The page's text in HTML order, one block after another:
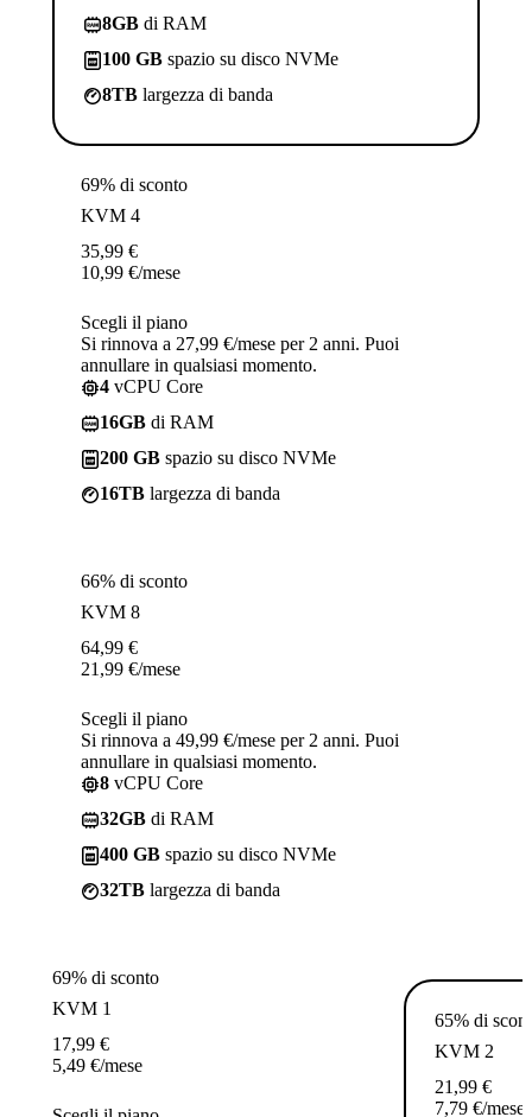
8GB di RAM
100 GB spazio su disco NVMe
8TB largezza di banda
69% di sconto
KVM 4
35,99 €
10,99 €/mese
Scegli il piano
Si rinnova a 27,99 €/mese per 2 anni. Puoi
annullare in qualsiasi momento.
4 vCPU Core
16GB di RAM
200 GB spazio su disco NVMe
16TB largezza di banda
66% di sconto
KVM 8
64,99 €
21,99 €/mese
Scegli il piano
Si rinnova a 49,99 €/mese per 2 anni. Puoi
annullare in qualsiasi momento.
8 vCPU Core
32GB di RAM
400 GB spazio su disco NVMe
32TB largezza di banda
69% di sconto
KVM 1
17,99 €
5,49 €/mese
65% di
KVM 2
21,99 €
7,79 €/mese